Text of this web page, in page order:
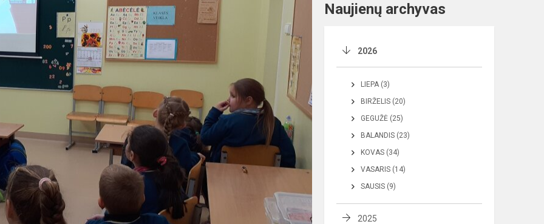
Naujienų archyvas
2026
LIEPA (3)
BIRŽELIS (20)
GEGUŽĖ (25)
BALANDIS (23)
KOVAS (34)
VASARIS (14)
SAUSIS (9)
2025